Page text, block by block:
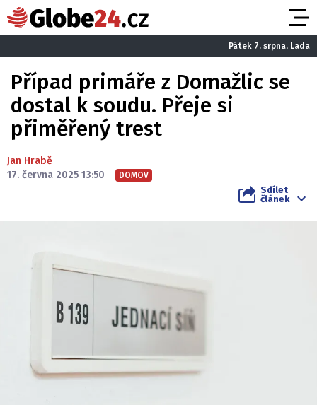
Pátek 7. srpna, Lada
Případ primáře z Domažlic se
dostal k soudu. Přeje si
přiměřený trest
Jan Hrabě
17. června 2025 13:50
DOMOV
Sdílet
článek